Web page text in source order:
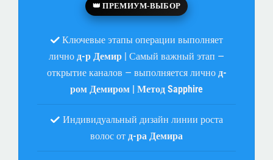
👑 ПРЕМИУМ-ВЫБОР
Ключевые этапы операции выполняет
лично д-р Демир | Самый важный этап —
открытие каналов — выполняется лично д-
ром Демиром | Метод Sapphire
Индивидуальный дизайн линии роста
волос от д-ра Демира